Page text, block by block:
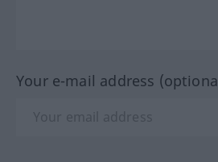
Your e-mail address